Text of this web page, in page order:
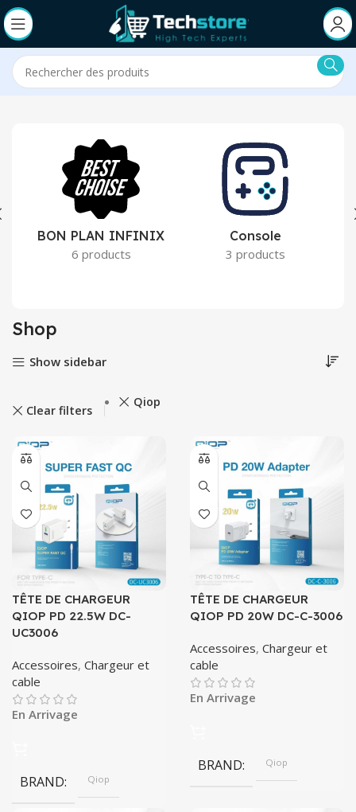
BON PLAN INFINIX
6 products
Console
3 products
Shop
Show sidebar
Clear filters
Qiop
TÊTE DE CHARGEUR
QIOP PD 22.5W DC-
UC3006
Accessoires, Chargeur et
cable
En Arrivage
BRAND Qiop
TÊTE DE CHARGEUR
QIOP PD 20W DC-C-3006
Accessoires, Chargeur et
cable
En Arrivage
BRAND Qiop